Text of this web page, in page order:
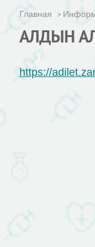
Главная
АЛДЫН
https://